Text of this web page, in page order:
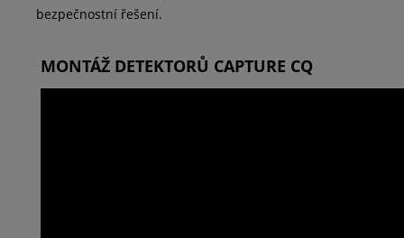
bezpečnostní řešení.
MONTÁŽ DETEKTORŮ CAPTURE CQ